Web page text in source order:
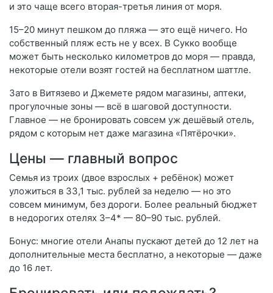
и это чаще всего вторая-третья линия от моря.
15–20 минут пешком до пляжа — это ещё ничего. Но
собственный пляж есть не у всех. В Сукко вообще
может быть несколько километров до моря — правда,
некоторые отели возят гостей на бесплатном шаттле.
Зато в Витязево и Джемете рядом магазины, аптеки,
прогулочные зоны — всё в шаговой доступности.
Главное — не бронировать совсем уж дешёвый отель,
рядом с которым нет даже магазина «Пятёрочки».
Цены — главный вопрос
Семья из троих (двое взрослых + ребёнок) может
уложиться в 33,1 тыс. рублей за неделю — но это
совсем минимум, без дороги. Более реальный бюджет
в недорогих отелях 3–4* — 80–90 тыс. рублей.
Бонус: многие отели Анапы пускают детей до 12 лет на
дополнительные места бесплатно, а некоторые — даже
до 16 лет.